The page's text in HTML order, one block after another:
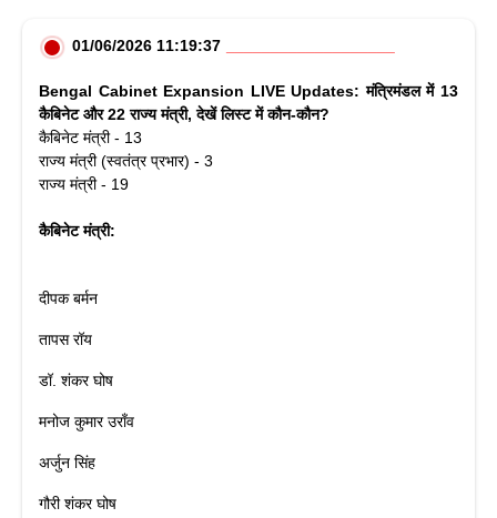
01/06/2026 11:19:37
Bengal Cabinet Expansion LIVE Updates: मंत्रिमंडल में 13
कैबिनेट और 22 राज्य मंत्री, देखें लिस्ट में कौन-कौन?
कैबिनेट मंत्री - 13
राज्य मंत्री (स्वतंत्र प्रभार) - 3
राज्य मंत्री - 19
कैबिनेट मंत्री:
दीपक बर्मन
तापस रॉय
डॉ. शंकर घोष
मनोज कुमार उराँव
अर्जुन सिंह
गौरी शंकर घोष